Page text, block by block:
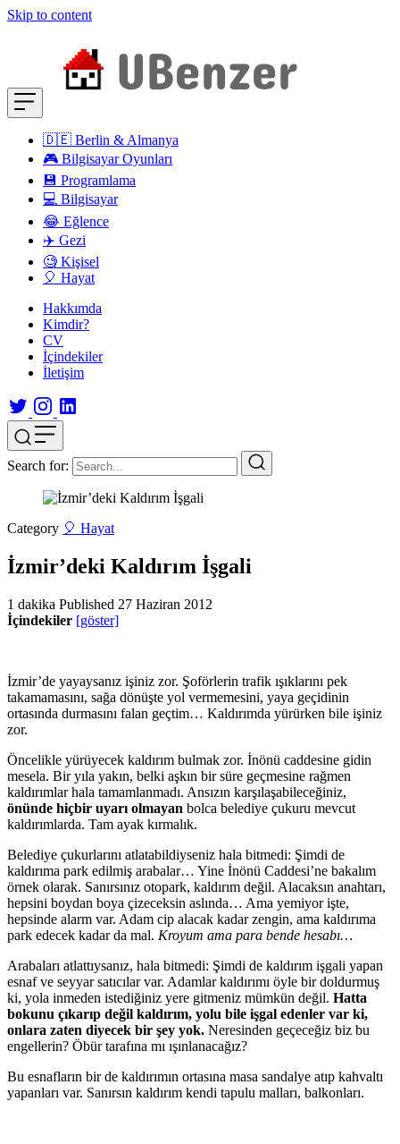
Skip to content
🇩🇪 Berlin & Almanya
🎮 Bilgisayar Oyunları
💾 Programlama
💻 Bilgisayar
😂 Eğlence
✈️ Gezi
🧐 Kişisel
🎈 Hayat
Hakkımda
Kimdir?
CV
İçindekiler
İletişim
Search for:
Category 🎈 Hayat
İzmir’deki Kaldırım İşgali
1 dakika Published 27 Haziran 2012
İçindekiler [göster]
İzmir’de yayaysanız işiniz zor. Şoförlerin trafik ışıklarını pek
takamamasını, sağa dönüşte yol vermemesini, yaya geçidinin
ortasında durmasını falan geçtim… Kaldırımda yürürken bile işiniz
zor.
Öncelikle yürüyecek kaldırım bulmak zor. İnönü caddesine gidin
mesela. Bir yıla yakın, belki aşkın bir süre geçmesine rağmen
kaldırımlar hala tamamlanmadı. Ansızın karşılaşabileceğiniz,
önünde hiçbir uyarı olmayan bolca belediye çukuru mevcut
kaldırımlarda. Tam ayak kırmalık.
Belediye çukurlarını atlatabildiyseniz hala bitmedi: Şimdi de
kaldırıma park edilmiş arabalar… Yine İnönü Caddesi’ne bakalım
örnek olarak. Sanırsınız otopark, kaldırım değil. Alacaksın anahtarı,
hepsini boydan boya çizeceksin aslında… Ama yemiyor işte,
hepsinde alarm var. Adam cip alacak kadar zengin, ama kaldırıma
park edecek kadar da mal. Kroyum ama para bende hesabı…
Arabaları atlattıysanız, hala bitmedi: Şimdi de kaldırım işgali yapan
esnaf ve seyyar satıcılar var. Adamlar kaldırımı öyle bir doldurmuş
ki, yola inmeden istediğiniz yere gitmeniz mümkün değil. Hatta
bokunu çıkarıp değil kaldırım, yolu bile işgal edenler var ki,
onlara zaten diyecek bir şey yok. Neresinden geçeceğiz biz bu
engellerin? Öbür tarafına mı ışınlanacağız?
Bu esnafların bir de kaldırımın ortasına masa sandalye atıp kahvaltı
yapanları var. Sanırsın kaldırım kendi tapulu malları, balkonları.